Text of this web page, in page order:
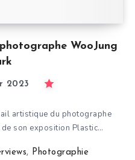
WooJung
2023
artistique du photographe
son exposition Plastic…
, Photographie